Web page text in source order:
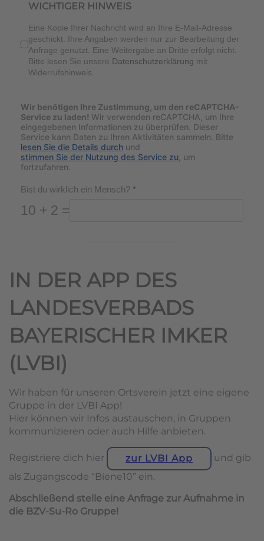
WICHTIGER HINWEIS
Eine Kopie Ihrer Nachricht wird an Ihre E-Mail-Adresse
geschickt. Ihre Angaben werden nur zur Bearbeitung der
Anfrage genutzt. Eine Weitergabe an Dritte erfolgt nicht.
Bitte lesen Sie unsere Datenschutzerklärung mit
Widerrufshinweis.
Wir benötigen Ihre Zustimmung, um den reCAPTCHA-
Service zu laden! Wir verwenden reCAPTCHA, um Ihre
eingegebenen Informationen zu überprüfen. Dieser
Service kann Daten zu Ihren Aktivitäten sammeln. Bitte
lesen Sie die Details durch und
stimmen Sie der Nutzung des Service zu , um
fortzufahren.
Bist du wirklich ein Mensch? *
10 + 2 =
IN DER APP DES
LANDESVERBADS
BAYERISCHER IMKER
(LVBI)
Wir haben für unseren Ortsverein jetzt eine eigene
Gruppe in der LVBI App!
Hier können wir Infos austauschen, in Gruppen
kommunizieren oder auch Hilfe anbieten.
Registriere dich hier zur LVBI App
und gib
als Zugangscode “Biene10” ein.
Abschließend stelle eine Anfrage zur Aufnahme in
die BZV-Su-Ro Gruppe!